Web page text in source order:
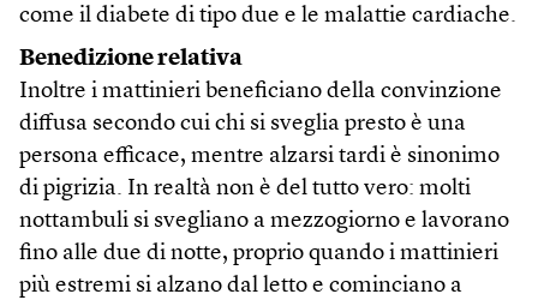
come il diabete di tipo due e le malattie cardiache.
Benedizione relativa
Inoltre i mattinieri beneficiano della convinzione
diffusa secondo cui chi si sveglia presto è una
persona efficace, mentre alzarsi tardi è sinonimo
di pigrizia. In realtà non è del tutto vero: molti
nottambuli si svegliano a mezzogiorno e lavorano
fino alle due di notte, proprio quando i mattinieri
più estremi si alzano dal letto e cominciano a